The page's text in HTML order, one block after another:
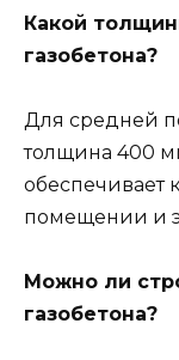
Какой
газобетона?
Для средней
толщина 400
обеспечивает
помещении и
Можно ли
газобетона?